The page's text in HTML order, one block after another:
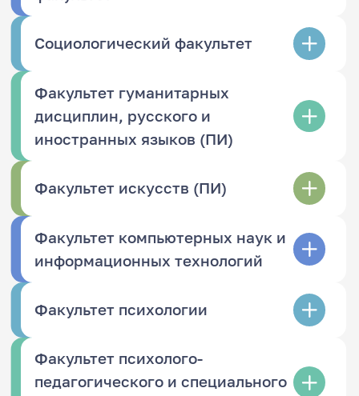
Социологический факультет
Факультет гуманитарных
дисциплин, русского и
иностранных языков (ПИ)
Факультет искусств (ПИ)
Факультет компьютерных наук и
информационных технологий
Факультет психологии
Факультет психолого-
педагогического и специального